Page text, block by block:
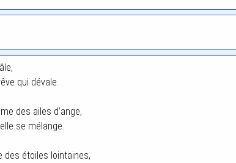
qui dévale.
des ailes d’ange,
se mélange.
des étoiles lointaines,